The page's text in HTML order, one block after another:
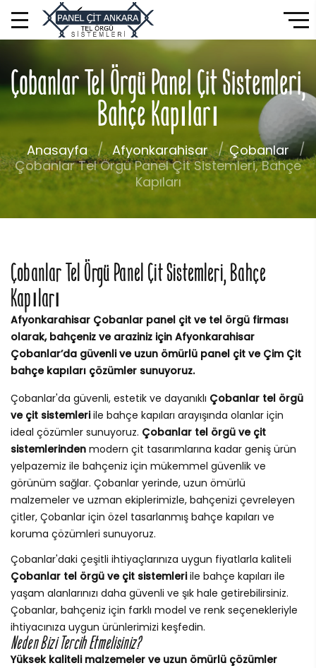
Çobanlar Tel Örgü Panel Çit Sistemleri,
Bahçe Kapıları
Anasayfa Afyonkarahisar
Çobanlar
Çobanlar Tel Örgü Panel Çit Sistemleri, Bahçe
Kapıları
Çobanlar Tel Örgü Panel Çit Sistemleri, Bahçe
Kapıları
Afyonkarahisar Çobanlar panel çit ve tel örgü firması
olarak, bahçeniz ve araziniz için Afyonkarahisar
Çobanlar’da güvenli ve uzun ömürlü panel çit ve Çim Çit
bahçe kapıları çözümler sunuyoruz.
Çobanlar'da güvenli, estetik ve dayanıklı Çobanlar tel örgü
ve çit sistemleriile bahçe kapıları arayışında olanlar için
ideal çözümler sunuyoruz. Çobanlar tel örgü ve çit
sistemlerinden modern çit tasarımlarına kadar geniş ürün
yelpazemiz ile bahçeniz için mükemmel güvenlik ve
görünüm sağlar. Çobanlar yerinde, uzun ömürlü
malzemeler ve uzman ekiplerimizle, bahçenizi çevreleyen
çitler, Çobanlar için özel tasarlanmış bahçe kapıları ve
koruma çözümleri sunuyoruz.
Çobanlar'daki çeşitli ihtiyaçlarınıza uygun fiyatlarla kaliteli
Çobanlar tel örgü ve çit sistemleriile bahçe kapıları ile
yaşam alanlarınızı daha güvenli ve şık hale getirebilirsiniz.
Çobanlar, bahçeniz için farklı model ve renk seçenekleriyle
ihtiyacınıza uygun ürünlerimizi keşfedin.
Neden Bizi Tercih Etmelisiniz?
Yüksek kaliteli malzemeler ve uzun ömürlü çözümler